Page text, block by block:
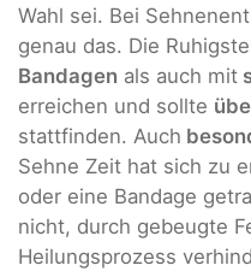
Wahl sei. Bei
genau das. Die
Bandagen als auch mit
erreichen und sollte
stattfinden. Auch
Sehne Zeit hat sich zu
oder eine Bandage
nicht, durch gebeugte
Heilungsprozess